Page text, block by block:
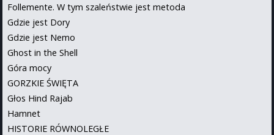
Follemente. W tym szaleństwie jest metoda
Gdzie jest Dory
Gdzie jest Nemo
Ghost in the Shell
Góra mocy
GORZKIE ŚWIĘTA
Głos Hind Rajab
Hamnet
HISTORIE RÓWNOLEGŁE